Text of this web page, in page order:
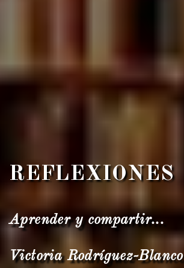
REFLEXIONES
Aprender y compartir...
Victoria Rodríguez-Blanco